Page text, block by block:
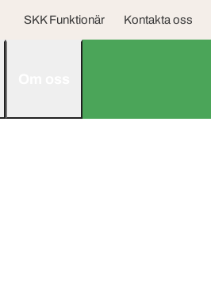
SKK Funktionär Kontakta oss